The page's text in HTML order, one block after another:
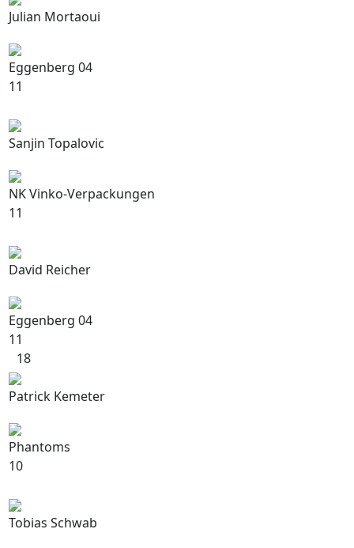
Julian Mortaoui
Eggenberg 04
11
Sanjin Topalovic
NK Vinko-Verpackungen
11
David Reicher
Eggenberg 04
11
18
Patrick Kemeter
Phantoms
10
Tobias Schwab